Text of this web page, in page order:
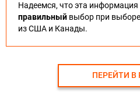
Надеемся, что эта
правильный выбор при
из США и Канады.
ПЕРЕЙТИ В